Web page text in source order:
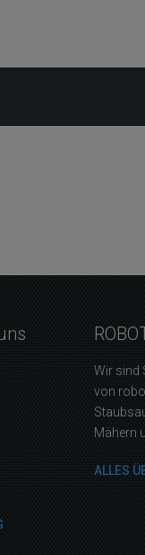
Wir sind
von
Mähern
ALLES